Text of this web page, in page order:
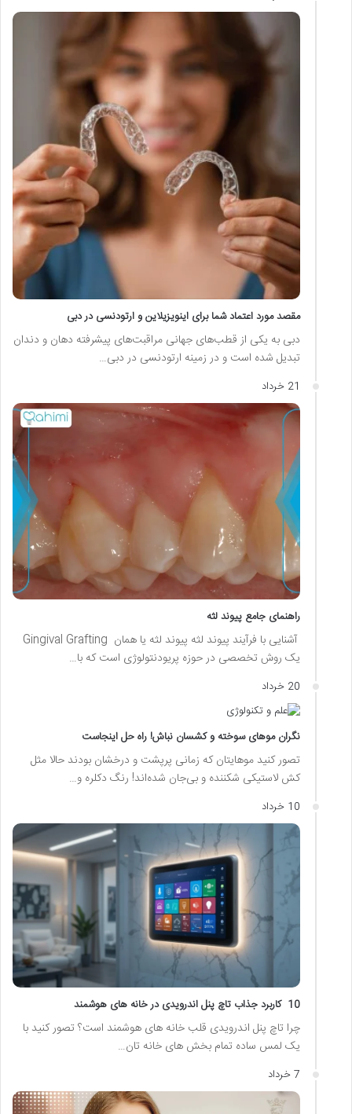
مقصد مورد اعتماد شما برای اینویزیلاین و ارتودنسی در دبی
دبی به یکی از قطب‌های جهانی مراقبت‌های پیشرفته دهان و دندان
تبدیل شده است و در زمینه ارتودنسی در دبی…
21 خرداد
راهنمای جامع پیوند لثه
آشنایی با فرآیند پیوند لثه پیوند لثه یا همان Gingival Grafting
یک روش تخصصی در حوزه پریودنتولوژی است که با…
20 خرداد
نگران موهای سوخته و کشسان نباش! راه حل اینجاست
تصور کنید موهایتان که زمانی پرپشت و درخشان بودند حالا مثل
کش لاستیکی شکننده و بی‌جان شده‌اند! رنگ دکلره و…
10 خرداد
10 کاربرد جذاب تاچ پنل اندرویدی در خانه های هوشمند
چرا تاچ پنل اندرویدی قلب خانه های هوشمند است؟ تصور کنید با
یک لمس ساده تمام بخش های خانه تان…
7 خرداد